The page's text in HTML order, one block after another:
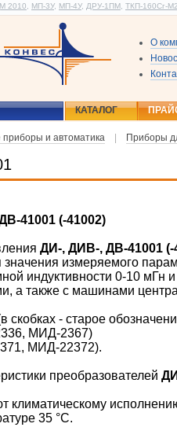
2010 МП-3У, МП-4У, ДРУ-1ПМ ТКП-160Сг-М2
О
КАТАЛОГ
и автоматика Приборы
41001 (-41002)
ДИ-, ДИВ-, ДВ-41001 (-
измеряемого
индуктивности 0-10
а также с машинами
- старое
МИД-2367)
МИД-22372).
преобразователей
климатическому
35 °С.